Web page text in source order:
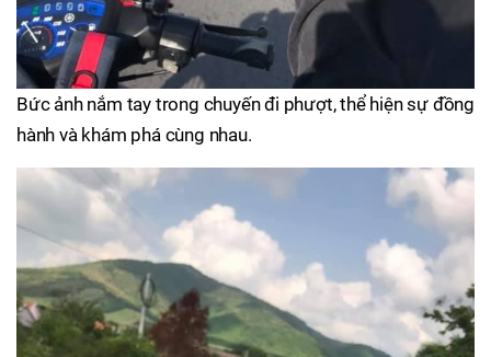
Bức ảnh nắm tay trong chuyến đi phượt, thể hiện sự đồng
hành và khám phá cùng nhau.